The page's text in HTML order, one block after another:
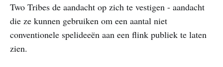
Two Tribes de aandacht op zich te vestigen - aandacht
die ze kunnen gebruiken om een aantal niet
conventionele spelideeën aan een flink publiek te laten
zien.